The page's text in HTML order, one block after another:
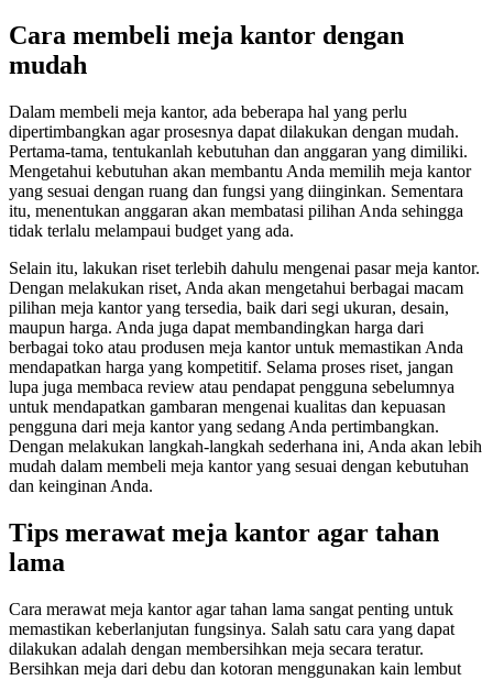
Cara membeli meja kantor dengan
mudah
Dalam membeli meja kantor, ada beberapa hal yang perlu
dipertimbangkan agar prosesnya dapat dilakukan dengan mudah.
Pertama-tama, tentukanlah kebutuhan dan anggaran yang dimiliki.
Mengetahui kebutuhan akan membantu Anda memilih meja kantor
yang sesuai dengan ruang dan fungsi yang diinginkan. Sementara
itu, menentukan anggaran akan membatasi pilihan Anda sehingga
tidak terlalu melampaui budget yang ada.
Selain itu, lakukan riset terlebih dahulu mengenai pasar meja kantor.
Dengan melakukan riset, Anda akan mengetahui berbagai macam
pilihan meja kantor yang tersedia, baik dari segi ukuran, desain,
maupun harga. Anda juga dapat membandingkan harga dari
berbagai toko atau produsen meja kantor untuk memastikan Anda
mendapatkan harga yang kompetitif. Selama proses riset, jangan
lupa juga membaca review atau pendapat pengguna sebelumnya
untuk mendapatkan gambaran mengenai kualitas dan kepuasan
pengguna dari meja kantor yang sedang Anda pertimbangkan.
Dengan melakukan langkah-langkah sederhana ini, Anda akan lebih
mudah dalam membeli meja kantor yang sesuai dengan kebutuhan
dan keinginan Anda.
Tips merawat meja kantor agar tahan
lama
Cara merawat meja kantor agar tahan lama sangat penting untuk
memastikan keberlanjutan fungsinya. Salah satu cara yang dapat
dilakukan adalah dengan membersihkan meja secara teratur.
Bersihkan meja dari debu dan kotoran menggunakan kain lembut